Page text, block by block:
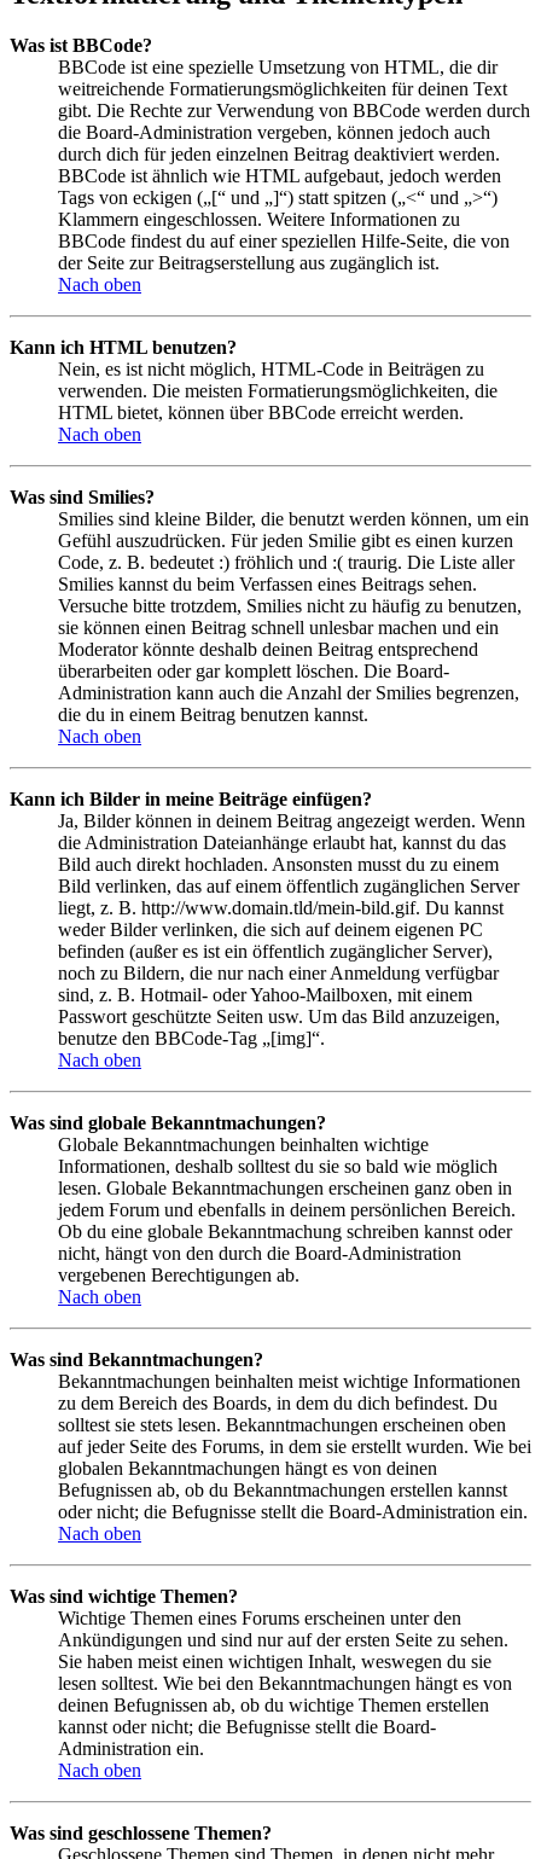
Was ist BBCode?
BBCode ist eine spezielle Umsetzung von HTML, die dir
weitreichende Formatierungsmöglichkeiten für deinen Text
gibt. Die Rechte zur Verwendung von BBCode werden durch
die Board-Administration vergeben, können jedoch auch
durch dich für jeden einzelnen Beitrag deaktiviert werden.
BBCode ist ähnlich wie HTML aufgebaut, jedoch werden
Tags von eckigen („[“ und „]“) statt spitzen („<“ und „>“)
Klammern eingeschlossen. Weitere Informationen zu
BBCode findest du auf einer speziellen Hilfe-Seite, die von
der Seite zur Beitragserstellung aus zugänglich ist.
Nach oben
Kann ich HTML benutzen?
Nein, es ist nicht möglich, HTML-Code in Beiträgen zu
verwenden. Die meisten Formatierungsmöglichkeiten, die
HTML bietet, können über BBCode erreicht werden.
Nach oben
Was sind Smilies?
Smilies sind kleine Bilder, die benutzt werden können, um ein
Gefühl auszudrücken. Für jeden Smilie gibt es einen kurzen
Code, z. B. bedeutet :) fröhlich und :( traurig. Die Liste aller
Smilies kannst du beim Verfassen eines Beitrags sehen.
Versuche bitte trotzdem, Smilies nicht zu häufig zu benutzen,
sie können einen Beitrag schnell unlesbar machen und ein
Moderator könnte deshalb deinen Beitrag entsprechend
überarbeiten oder gar komplett löschen. Die Board-
Administration kann auch die Anzahl der Smilies begrenzen,
die du in einem Beitrag benutzen kannst.
Nach oben
Kann ich Bilder in meine Beiträge einfügen?
Ja, Bilder können in deinem Beitrag angezeigt werden. Wenn
die Administration Dateianhänge erlaubt hat, kannst du das
Bild auch direkt hochladen. Ansonsten musst du zu einem
Bild verlinken, das auf einem öffentlich zugänglichen Server
liegt, z. B. http://www.domain.tld/mein-bild.gif. Du kannst
weder Bilder verlinken, die sich auf deinem eigenen PC
befinden (außer es ist ein öffentlich zugänglicher Server),
noch zu Bildern, die nur nach einer Anmeldung verfügbar
sind, z. B. Hotmail- oder Yahoo-Mailboxen, mit einem
Passwort geschützte Seiten usw. Um das Bild anzuzeigen,
benutze den BBCode-Tag „[img]“.
Nach oben
Was sind globale Bekanntmachungen?
Globale Bekanntmachungen beinhalten wichtige
Informationen, deshalb solltest du sie so bald wie möglich
lesen. Globale Bekanntmachungen erscheinen ganz oben in
jedem Forum und ebenfalls in deinem persönlichen Bereich.
Ob du eine globale Bekanntmachung schreiben kannst oder
nicht, hängt von den durch die Board-Administration
vergebenen Berechtigungen ab.
Nach oben
Was sind Bekanntmachungen?
Bekanntmachungen beinhalten meist wichtige Informationen
zu dem Bereich des Boards, in dem du dich befindest. Du
solltest sie stets lesen. Bekanntmachungen erscheinen oben
auf jeder Seite des Forums, in dem sie erstellt wurden. Wie bei
globalen Bekanntmachungen hängt es von deinen
Befugnissen ab, ob du Bekanntmachungen erstellen kannst
oder nicht; die Befugnisse stellt die Board-Administration ein.
Nach oben
Was sind wichtige Themen?
Wichtige Themen eines Forums erscheinen unter den
Ankündigungen und sind nur auf der ersten Seite zu sehen.
Sie haben meist einen wichtigen Inhalt, weswegen du sie
lesen solltest. Wie bei den Bekanntmachungen hängt es von
deinen Befugnissen ab, ob du wichtige Themen erstellen
kannst oder nicht; die Befugnisse stellt die Board-
Administration ein.
Nach oben
Was sind geschlossene Themen?
Geschlossene Themen sind Themen, in denen nicht mehr